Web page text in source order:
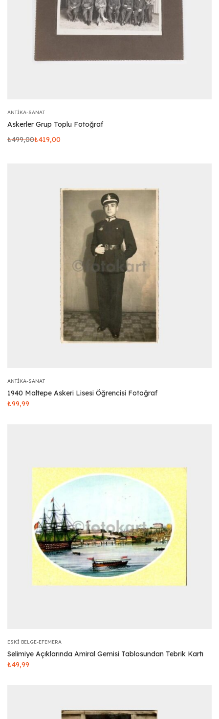
ANTIKA-SANAT
Askerler Grup Toplu Fotoğraf
₺499,00₺419,00
ANTIKA-SANAT
1940 Maltepe Askeri Lisesi Öğrencisi Fotoğraf
₺99,99
ESKI BELGE-EFEMERA
Selimiye Açıklarında Amiral Gemisi Tablosundan Tebrik Kartı
₺49,99